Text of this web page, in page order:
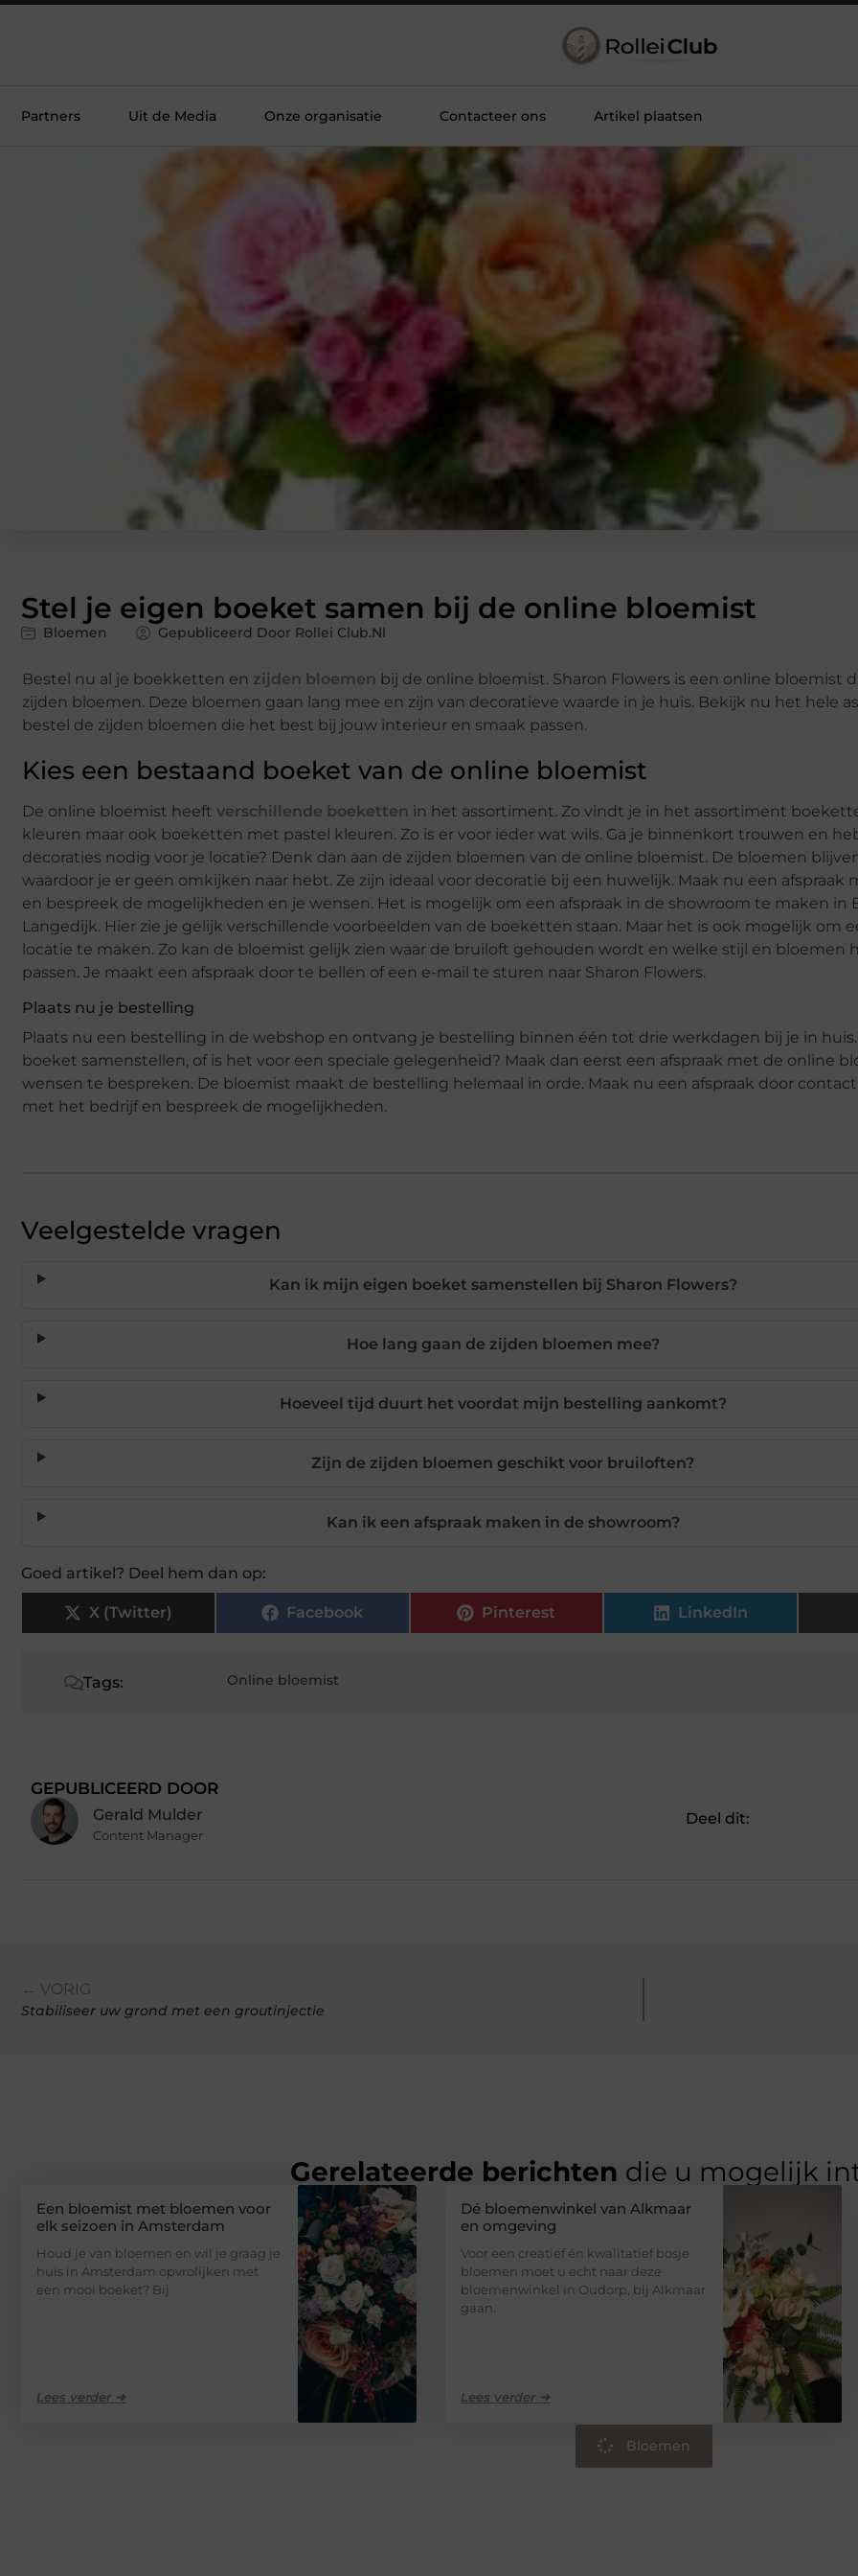
Partners Uit de Media Onze organisatie Contacteer ons Artikel plaatsen
Stel je eigen boeket samen bij de online bloemist
Bloemen Gepubliceerd Door Rollei Club.nl
Bestel nu al je boekketten en zijden bloemen bij de online bloemist. Sharon Flowers is een online bloemist
zijden bloemen. Deze bloemen gaan lang mee en zijn van decoratieve waarde in je huis. Bekijk nu het hele
bestel de zijden bloemen die het best bij jouw interieur en smaak passen.
Kies een bestaand boeket van de online bloemist
De online bloemist heeft verschillende boeketten in het assortiment. Zo vindt je in het assortiment
kleuren maar ook boeketten met pastel kleuren. Zo is er voor ieder wat wils. Ga je binnenkort trouwen en
decoraties nodig voor je locatie? Denk dan aan de zijden bloemen van de online bloemist. De bloemen
waardoor je er geen omkijken naar hebt. Ze zijn ideaal voor decoratie bij een huwelijk. Maak nu een afspraak
en bespreek de mogelijkheden en je wensen. Het is mogelijk om een afspraak in de showroom te maken in
Langedijk. Hier zie je gelijk verschillende voorbeelden van de boeketten staan. Maar het is ook mogelijk om
locatie te maken. Zo kan de bloemist gelijk zien waar de bruiloft gehouden wordt en welke stijl en bloemen
passen. Je maakt een afspraak door te bellen of een e-mail te sturen naar Sharon Flowers.
Plaats nu je bestelling
Plaats nu een bestelling in de webshop en ontvang je bestelling binnen één tot drie werkdagen bij je in huis.
boeket samenstellen, of is het voor een speciale gelegenheid? Maak dan eerst een afspraak met de online
wensen te bespreken. De bloemist maakt de bestelling helemaal in orde. Maak nu een afspraak door
met het bedrijf en bespreek de mogelijkheden.
Veelgestelde vragen
Kan ik mijn eigen boeket samenstellen bij Sharon Flowers?
Hoe lang gaan de zijden bloemen mee?
Hoeveel tijd duurt het voordat mijn bestelling aankomt?
Zijn de zijden bloemen geschikt voor bruiloften?
Kan ik een afspraak maken in de showroom?
Goed artikel? Deel hem dan op:
X (Twitter) Facebook Pinterest LinkedIn
Tags: Online bloemist
GEPUBLICEERD DOOR
Gerald Mulder
Content Manager
Deel dit:
← VORIG
Stabiliseer uw grond met een groutinjectie
Gerelateerde berichten die u mogelijk
Een bloemist met bloemen voor
elk seizoen in Amsterdam
Houd je van bloemen en wil je graag je
huis in Amsterdam opvrolijken met
een mooi boeket? Bij
Lees verder ➜
Dé bloemenwinkel van Alkmaar
en omgeving
Voor een creatief én kwalitatief bosje
bloemen moet u echt naar deze
bloemenwinkel in Oudorp, bij Alkmaar
gaan.
Lees verder ➜
Bloemen